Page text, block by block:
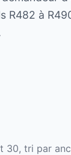
R482 à
30, tri par